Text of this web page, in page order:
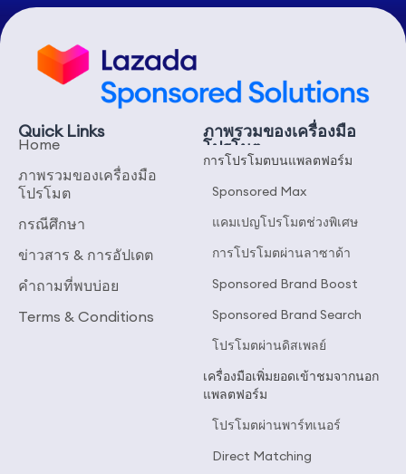
Quick Links
Home
ภาพรวมของเครื่องมือ
โปรโมต
กรณีศึกษา
ข่าวสาร & การอัปเดต
คำถามที่พบบ่อย
Terms & Conditions
ภาพรวมของเครื่องมือ
โปรโมต
การโปรโมตบนแพลตฟอร์ม
Sponsored Max
แคมเปญโปรโมตช่วงพิเศษ
การโปรโมตผ่านลาซาด้า
Sponsored Brand Boost
Sponsored Brand Search
โปรโมตผ่านดิสเพลย์
เครื่องมือเพิ่มยอดเข้าชมจากนอก
แพลตฟอร์ม
โปรโมตผ่านพาร์ทเนอร์
Direct Matching